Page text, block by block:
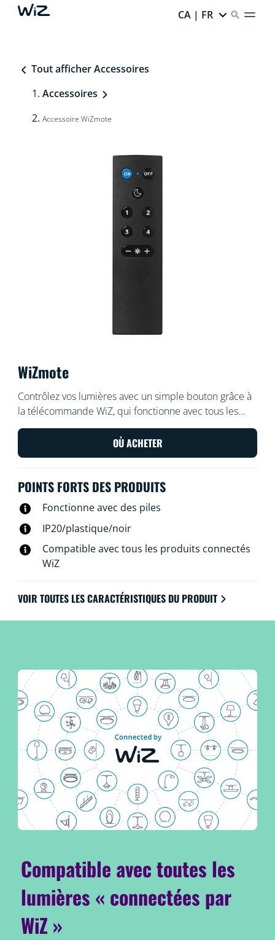
CA | FR
Tout afficher Accessoires
Accessoires
Accessoire WiZmote
WiZmote
Contrôlez vos lumières avec un simple bouton grâce à
la télécommande WiZ, qui fonctionne avec tous les
produits WiZ et a une portée de 15 mètres. Allumez ou
éteignez les lumières, augmentez ou diminuez la
luminosité de la pièce, définissez une lumière
d'éclairage favoris, même si le Wi-Fi ne fonctionne pas.
OÙ ACHETER
POINTS FORTS DES PRODUITS
Fonctionne avec des piles
IP20/plastique/noir
Compatible avec tous les produits connectés
WiZ
VOIR TOUTES LES CARACTÉRISTIQUES DU PRODUIT
Compatible avec toutes les
lumières « connectées par
WiZ »